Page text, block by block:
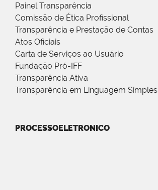
Painel Transparência
Comissão de Ética Profissional
Transparência e Prestação de Contas
Atos Oficiais
Carta de Serviços ao Usuário
Fundação Pró-IFF
Transparência Ativa
Transparência em Linguagem Simples
PROCESSOELETRONICO